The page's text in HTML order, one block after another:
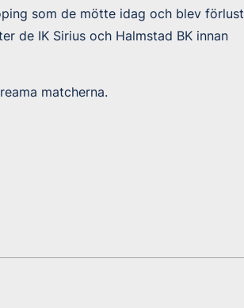
som de mötte idag och blev förlust
de IK Sirius och Halmstad BK innan
matcherna.